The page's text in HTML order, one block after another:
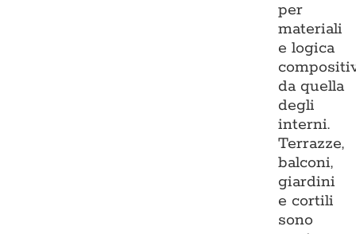
per
materiali
e logica
da quella
degli
interni.
Terrazze,
balconi,
giardini
e cortili
sono